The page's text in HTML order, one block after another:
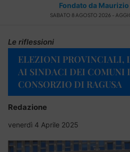
Fondato da
SABATO 8 AGOSTO 2026 -
Le riflessioni
ELEZIONI PROVINCIALI,
AI SINDACI DEI COMUNI
CONSORZIO DI RAGUSA
Redazione
venerdì 4 Aprile 2025